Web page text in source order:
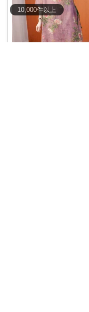
10,000件以上